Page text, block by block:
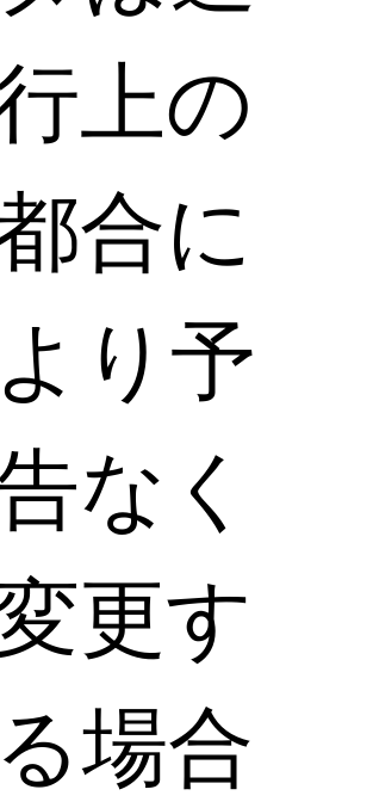
上の
合に
より予
なく
更す
る場合